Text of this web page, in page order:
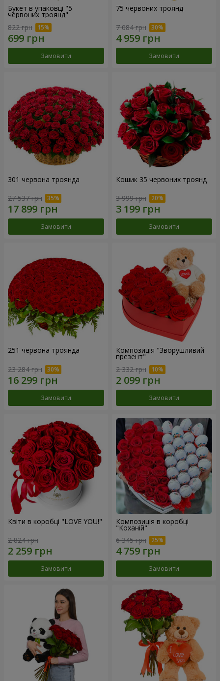
Букет в упаковці "5
червоних троянд"
822 грн
Замовити
75 червоних троянд
7 084 грн
Замовити
301 червона троянда
27 537 грн
Замовити
Кошик 35 червоних троянд
3 999 грн
Замовити
251 червона троянда
23 284 грн
Замовити
Композиція "Зворушливий
презент"
2 332 грн
Замовити
Квіти в коробці "LOVE YOU!"
2 824 грн
Замовити
Композиція в коробці
"Коханій"
6 345 грн
Замовити